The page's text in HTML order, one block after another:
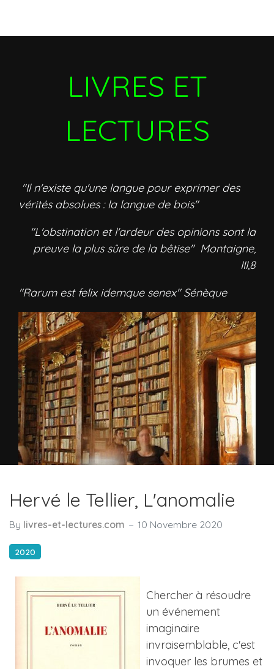
LIVRES ET
LECTURES
"Il n'existe qu'une langue pour exprimer des
vérités absolues : la langue de bois"
"L'obstination et l'ardeur des opinions sont la
preuve la plus sûre de la bêtise" Montaigne,
III,8
"Rarum est felix idemque senex" Sénèque
Hervé le Tellier, L'anomalie
By livres-et-lectures.com 10 Novembre 2020
2020
Chercher à résoudre
un événement
imaginaire
invraisemblable, c'est
invoquer les brumes et